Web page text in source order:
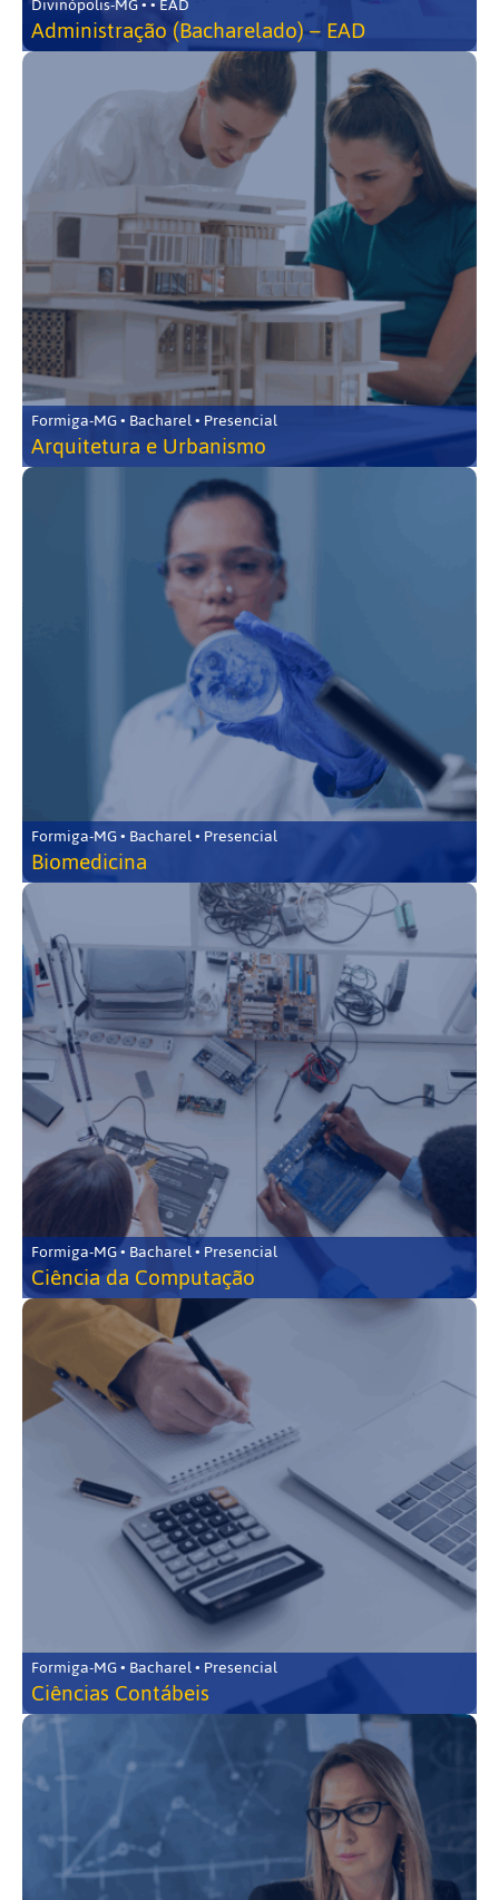
Administração (Bacharelado) – EAD
Formiga-MG • Bacharel • Presencial
Arquitetura e Urbanismo
Formiga-MG • Bacharel • Presencial
Biomedicina
Formiga-MG • Bacharel • Presencial
Ciência da Computação
Formiga-MG • Bacharel • Presencial
Ciências Contábeis